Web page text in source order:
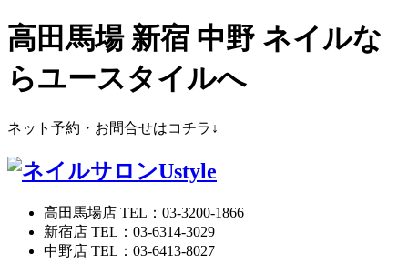
高田馬場 新宿 中野 ネイルな
らユースタイルへ
ネット予約・お問合せはコチラ↓
高田馬場店 TEL：03-3200-1866
新宿店 TEL：03-6314-3029
中野店 TEL：03-6413-8027